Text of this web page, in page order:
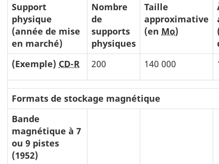
Support
physique
(année de mise
en marché)
Nombre
de
supports
physiques
Taille
approximative
(en Mo)
(Exemple) CD-R 200 140 000
Formats de stockage magnétique
Bande
magnétique à 7
ou 9 pistes
(1952)